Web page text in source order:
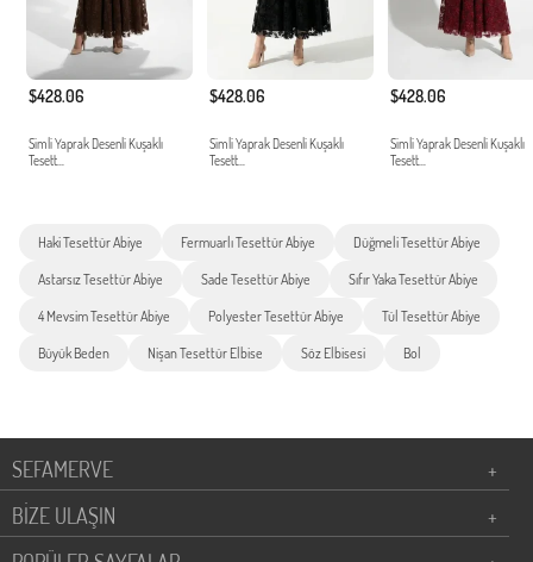
$428.06
Simli Yaprak Desenli Kuşaklı
Tesett...
$428.06
Simli Yaprak Desenli Kuşaklı
Tesett...
$428.06
Simli Yaprak Desenli Kuşaklı
Tesett...
Haki Tesettür Abiye Fermuarlı Tesettür Abiye Düğmeli Tesettür Abiye
Astarsız Tesettür Abiye Sade Tesettür Abiye Sıfır Yaka Tesettür Abiye
4 Mevsim Tesettür Abiye Polyester Tesettür Abiye Tül Tesettür Abiye
Büyük Beden Nişan Tesettür Elbise Söz Elbisesi Bol
SEFAMERVE
+
BİZE ULAŞIN
+